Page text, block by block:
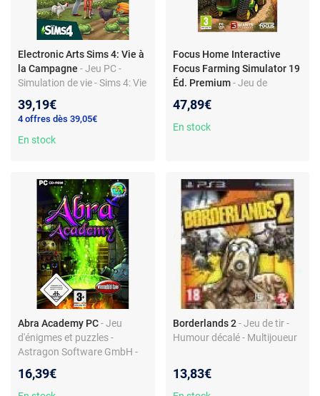
Electronic Arts Sims 4: Vie à
la Campagne - Jeu PC -
Simulation de vie - Sims 4: Vie
39,19€
4 offres dès 39,05€
En stock
Focus Home Interactive
Focus Farming Simulator 19
Éd. Premium - Jeu de
Édition Premium
47,89€
En stock
Abra Academy PC- Jeu
d'énigmes et puzzles -
Astragon Software GmbH -
16,39€
Borderlands 2 - Jeu de tir -
Humour décalé - Multijoueur
13,83€